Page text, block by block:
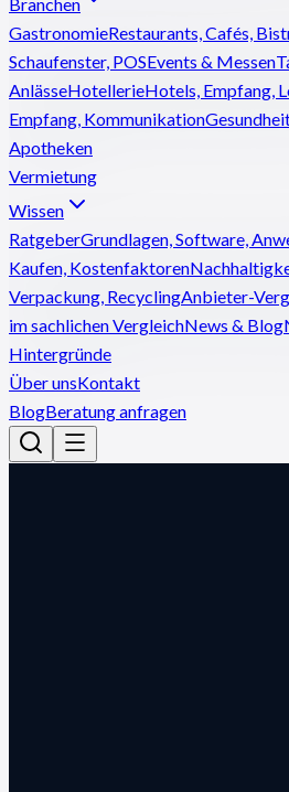
GastronomieRestaurants, Cafés,
Schaufenster, POSEvents & Messen
AnlässeHotellerieHotels, Empfang,
Empfang, Kommunikation
Apotheken
Vermietung
Wissen
RatgeberGrundlagen, Software,
Kaufen, Kostenfaktoren
Verpackung, RecyclingAnbieter-
im sachlichen VergleichNews & Blog
Hintergründe
Über unsKontakt
BlogBeratung anfragen